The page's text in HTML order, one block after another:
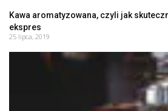
Kawa aromatyzowana, czyli jak
ekspres
25 lipca, 2019